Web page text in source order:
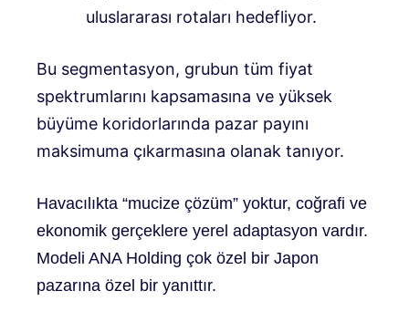
uluslararası rotaları hedefliyor.
Bu segmentasyon, grubun tüm fiyat
spektrumlarını kapsamasına ve yüksek
büyüme koridorlarında pazar payını
maksimuma çıkarmasına olanak tanıyor.
Havacılıkta “mucize çözüm” yoktur, coğrafi ve
ekonomik gerçeklere yerel adaptasyon vardır.
Modeli ANA Holding çok özel bir Japon
pazarına özel bir yanıttır.